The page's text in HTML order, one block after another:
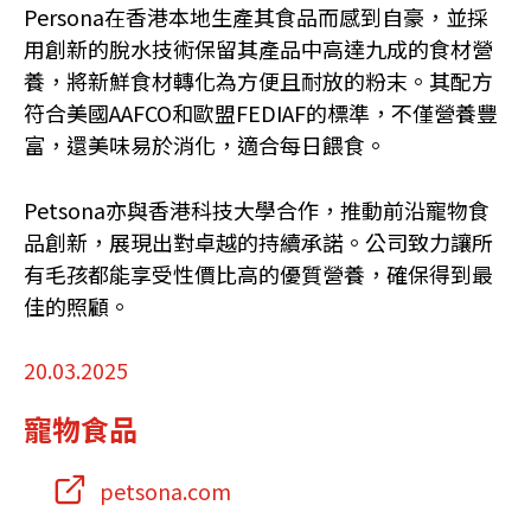
Persona在香港本地生產其食品而感到自豪，並採
用創新的脫水技術保留其產品中高達九成的食材營
養，將新鮮食材轉化為方便且耐放的粉末。其配方
符合美國AAFCO和歐盟FEDIAF的標準，不僅營養豐
富，還美味易於消化，適合每日餵食。
Petsona亦與香港科技大學合作，推動前沿寵物食
品創新，展現出對卓越的持續承諾。公司致力讓所
有毛孩都能享受性價比高的優質營養，確保得到最
佳的照顧。
20.03.2025
寵物食品
petsona.com